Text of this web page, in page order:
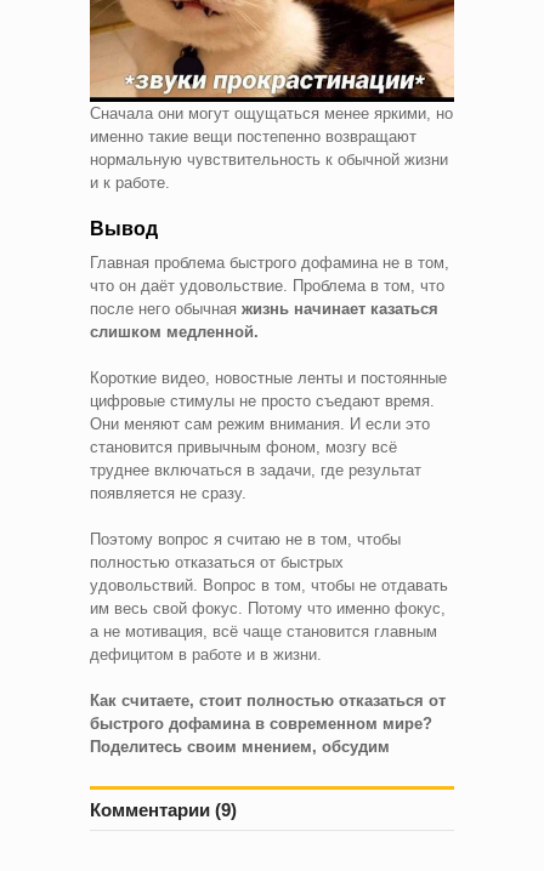
Сначала они могут ощущаться менее яркими, но
именно такие вещи постепенно возвращают
нормальную чувствительность к обычной жизни
и к работе.
Вывод
Главная проблема быстрого дофамина не в том,
что он даёт удовольствие. Проблема в том, что
после него обычная жизнь начинает казаться
слишком медленной.
Короткие видео, новостные ленты и постоянные
цифровые стимулы не просто съедают время.
Они меняют сам режим внимания. И если это
становится привычным фоном, мозгу всё
труднее включаться в задачи, где результат
появляется не сразу.
Поэтому вопрос я считаю не в том, чтобы
полностью отказаться от быстрых
удовольствий. Вопрос в том, чтобы не отдавать
им весь свой фокус. Потому что именно фокус,
а не мотивация, всё чаще становится главным
дефицитом в работе и в жизни.
Как считаете, стоит полностью отказаться от
быстрого дофамина в современном мире?
Поделитесь своим мнением, обсудим
Комментарии (9)